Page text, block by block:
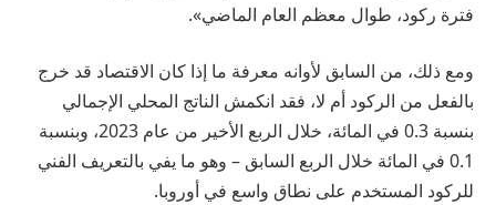
فترة ركود، طوال معظم العام الماضي».
ومع ذلك، من السابق لأوانه معرفة ما إذا كان الاقتصاد قد خرج
بالفعل من الركود أم لا، فقد انكمش الناتج المحلي الإجمالي
بنسبة 0.3 في المائة، خلال الربع الأخير من عام 2023، وبنسبة
0.1 في المائة خلال الربع السابق – وهو ما يفي بالتعريف الفني
للركود المستخدم على نطاق واسع في أوروبا.